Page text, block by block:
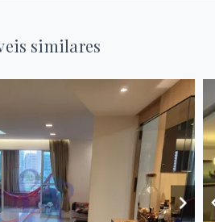
similares